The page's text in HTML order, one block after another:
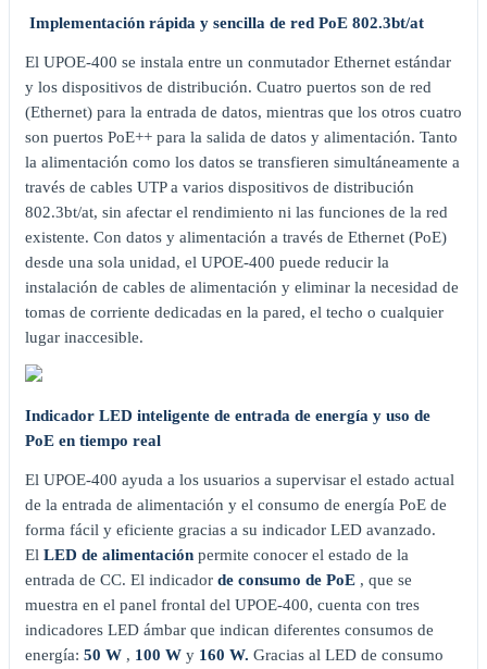
Implementación rápida y sencilla de red PoE 802.3bt/at
El UPOE-400 se instala entre un conmutador Ethernet estándar
y los dispositivos de distribución. Cuatro puertos son de red
(Ethernet) para la entrada de datos, mientras que los otros cuatro
son puertos PoE++ para la salida de datos y alimentación. Tanto
la alimentación como los datos se transfieren simultáneamente a
través de cables UTP a varios dispositivos de distribución
802.3bt/at, sin afectar el rendimiento ni las funciones de la red
existente. Con datos y alimentación a través de Ethernet (PoE)
desde una sola unidad, el UPOE-400 puede reducir la
instalación de cables de alimentación y eliminar la necesidad de
tomas de corriente dedicadas en la pared, el techo o cualquier
lugar inaccesible.
Indicador LED inteligente de entrada de energía y uso de
PoE en tiempo real
El UPOE-400 ayuda a los usuarios a supervisar el estado actual
de la entrada de alimentación y el consumo de energía PoE de
forma fácil y eficiente gracias a su indicador LED avanzado.
El LED de alimentación permite conocer el estado de la
entrada de CC. El indicador de consumo de PoE , que se
muestra en el panel frontal del UPOE-400, cuenta con tres
indicadores LED ámbar que indican diferentes consumos de
energía: 50 W , 100 W y 160 W. Gracias al LED de consumo